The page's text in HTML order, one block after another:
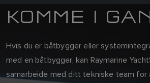
KOMME I
Hvis du er båtbygger eller
med en båtbygger, kan Raymarine
samarbeide med ditt tekniske team for